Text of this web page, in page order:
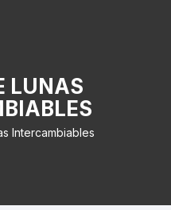
LUNAS
Intercambiables